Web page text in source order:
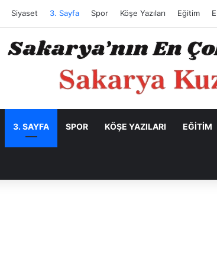
Siyaset 3. Sayfa Spor Köşe Yazıları Eğitim
3. SAYFA SPOR KÖŞE YAZILARI EĞITIM